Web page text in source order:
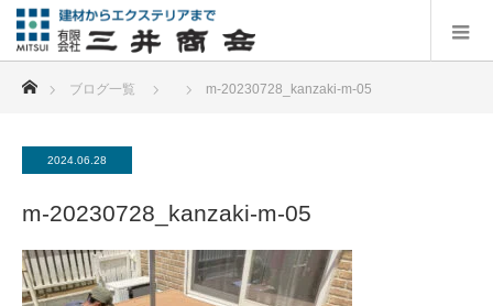
ブログ一覧 m-20230728_kanzaki-m-05
2024.06.28
m-20230728_kanzaki-m-05